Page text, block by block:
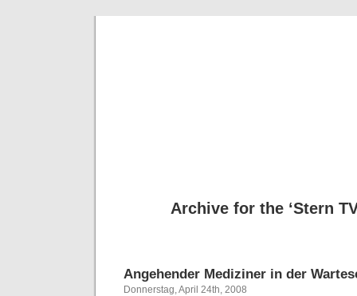
Archive for the ‘Stern
Angehender Mediziner in der
Donnerstag, April 24th, 2008